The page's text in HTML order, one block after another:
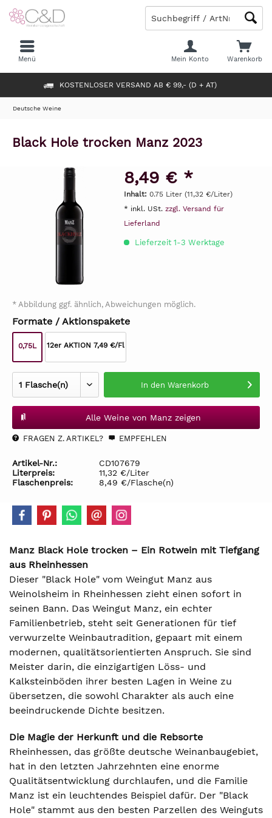
KOSTENLOSER VERSAND AB € 99,- (D + AT)
Warenkorb
Mein Konto
Menü
Deutsche Weine
Black Hole trocken Manz 2023
8,49 € *
Inhalt: 0.75 Liter (11,32 €/Liter)
* inkl. USt. zzgl. Versand für
Lieferland
Lieferzeit 1-3 Werktage
* Abbildung ggf. ähnlich, Abweichungen möglich.
Formate / Aktionspakete
0,75L 12er AKTION 7,49 €/Fl
In den Warenkorb
Alle Weine von Manz zeigen
FRAGEN Z. ARTIKEL? EMPFEHLEN
Artikel-Nr.:
CD107679
Literpreis:
11,32 €/Liter
Flaschenpreis:
8,49 €/Flasche(n)
Manz Black Hole trocken – Ein Rotwein mit Tiefgang
aus Rheinhessen
Dieser "Black Hole" vom Weingut Manz aus
Weinolsheim in Rheinhessen zieht einen sofort in
seinen Bann. Das Weingut Manz, ein echter
Familienbetrieb, steht seit Generationen für tief
verwurzelte Weinbautradition, gepaart mit einem
modernen, qualitätsorientierten Anspruch. Sie sind
Meister darin, die einzigartigen Löss- und
Kalksteinböden ihrer besten Lagen in Weine zu
übersetzen, die sowohl Charakter als auch eine
beeindruckende Dichte besitzen.
Die Magie der Herkunft und die Rebsorte
Rheinhessen, das größte deutsche Weinanbaugebiet,
hat in den letzten Jahrzehnten eine enorme
Qualitätsentwicklung durchlaufen, und die Familie
Manz ist ein leuchtendes Beispiel dafür. Der "Black
Hole" stammt aus den besten Parzellen des Weinguts